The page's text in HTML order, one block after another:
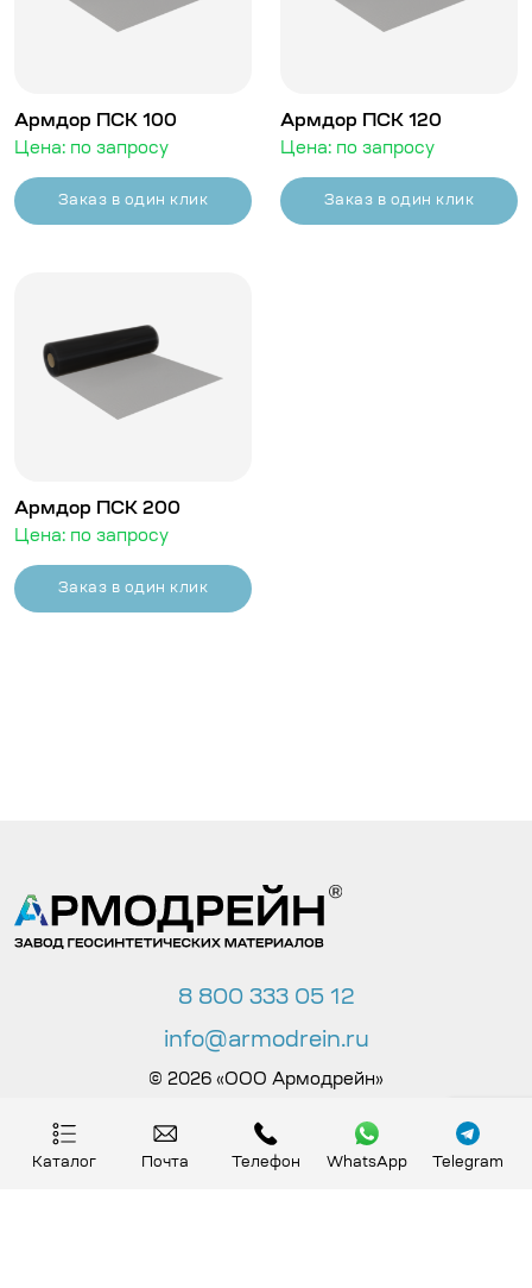
Армдор ПСК 100
Цена: по запросу
Заказ в один клик
Армдор ПСК 120
Цена: по запросу
Заказ в один клик
Армдор ПСК 200
Цена: по запросу
Заказ в один клик
8 800 333 05 12
info@armodrein.ru
© 2026 «ООО Армодрейн»
Политика в отношении обработки персональных
данных
Каталог Почта Телефон WhatsApp Telegram